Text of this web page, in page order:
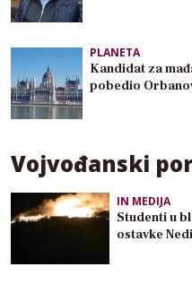
PLANETA
Kandidat za
pobedio
Vojvođanski
IN MEDIJA
Studenti u
ostavke